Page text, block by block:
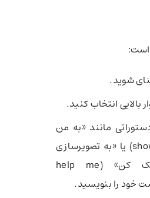
است:
شوید.
مانند «به من
نشان بده» (show me) یا «به تصویرسازی
این مفهوم کمک کن» (help me